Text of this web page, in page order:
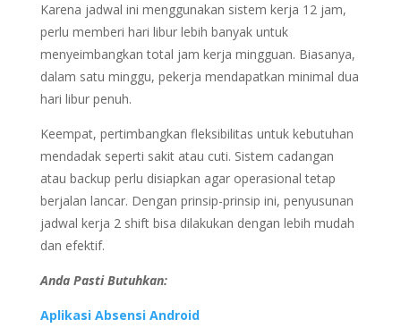
Karena jadwal ini menggunakan sistem kerja 12 jam,
perlu memberi hari libur lebih banyak untuk
menyeimbangkan total jam kerja mingguan. Biasanya,
dalam satu minggu, pekerja mendapatkan minimal dua
hari libur penuh.
Keempat, pertimbangkan fleksibilitas untuk kebutuhan
mendadak seperti sakit atau cuti. Sistem cadangan
atau backup perlu disiapkan agar operasional tetap
berjalan lancar. Dengan prinsip-prinsip ini, penyusunan
jadwal kerja 2 shift bisa dilakukan dengan lebih mudah
dan efektif.
Anda Pasti Butuhkan:
Aplikasi Absensi Android